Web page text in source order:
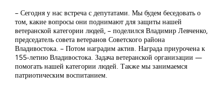
– Сегодня у нас встреча с депутатами. Мы будем беседовать о
том, какие вопросы они поднимают для защиты нашей
ветеранской категории людей, – поделился Владимир Левченко,
председатель совета ветеранов Советского района
Владивостока. – Потом наградим актив. Награда приурочена к
155-летию Владивостока. Задача ветеранской организации —
помогать нашей категории людей. Также мы занимаемся
патриотическим воспитанием.